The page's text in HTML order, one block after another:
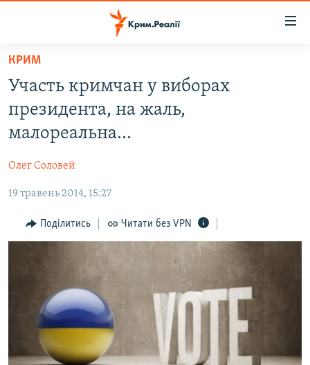
Перейти
основного
матеріалу
Перейти
до
основної
Перейти
пошуку
ВІДЕО ТА ФОТО
БЛОГИ
ПОГЛЯД
ІНТЕРВ'Ю
ДЕПОРТАЦІЯ
ВІДЕОУРОКИ «ELIFBE»
СВІДЧЕННЯ ОКУПАЦІЇ
ЯК ОБІЙТИ БЛОКУВАННЯ
Русский
Qırımtatar
КРИМ
Участь кримчан у виборах
президента, на жаль,
малореальна...
Олег Соловей
19 травень 2014, 15:27
Поділитись Читати без VPN